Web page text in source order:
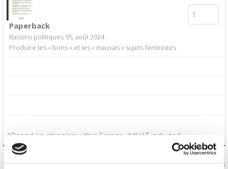
Paperback
Raisons politiques 95, août 2024
Produire les « bons » et les « mauvais » sujets féministes
*Based on shipping within France. **VAT included.
I accept theConditions of Sale: Yes